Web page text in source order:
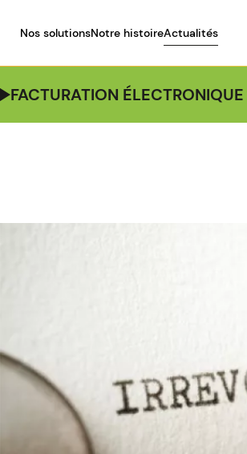
Nos solutionsNotre histoireActualités
FACTURATION